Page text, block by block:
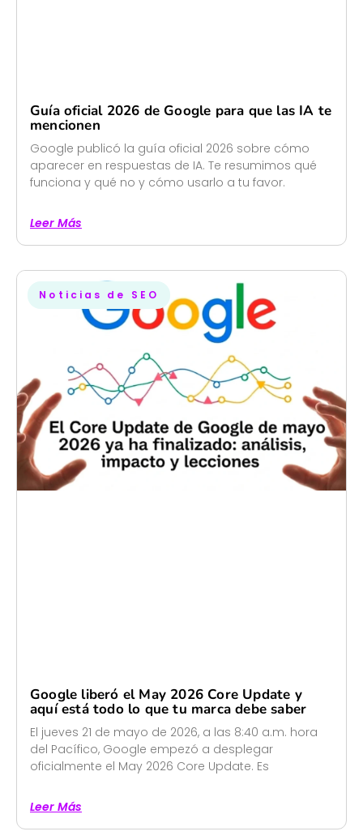
Guía oficial 2026 de Google para que las IA te
mencionen
Google publicó la guía oficial 2026 sobre cómo
aparecer en respuestas de IA. Te resumimos qué
funciona y qué no y cómo usarlo a tu favor.
Leer Más
Noticias de SEO
Google liberó el May 2026 Core Update y
aquí está todo lo que tu marca debe saber
El jueves 21 de mayo de 2026, a las 8:40 a.m. hora
del Pacífico, Google empezó a desplegar
oficialmente el May 2026 Core Update. Es
Leer Más